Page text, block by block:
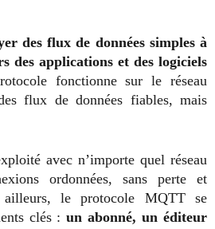
des flux de données simples à
des applications et des logiciels
fonctionne sur le réseau
flux de données fiables, mais
avec n’importe quel réseau
ordonnées, sans perte et
ailleurs, le protocole MQTT se
clés :un abonné, un éditeur